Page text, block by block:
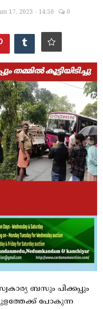
17, 2023 - 14:50 0
ബസും പിക്കപ്പും
പോകുന്ന